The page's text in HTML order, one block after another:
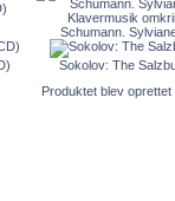
Klavermusik
Schumann.
Sokolov: The
Produktet blev oprettet